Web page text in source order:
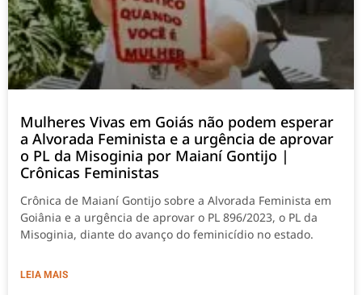
Mulheres Vivas em Goiás não podem esperar
a Alvorada Feminista e a urgência de aprovar
o PL da Misoginia por Maianí Gontijo |
Crônicas Feministas
Crônica de Maianí Gontijo sobre a Alvorada Feminista em
Goiânia e a urgência de aprovar o PL 896/2023, o PL da
Misoginia, diante do avanço do feminicídio no estado.
LEIA MAIS